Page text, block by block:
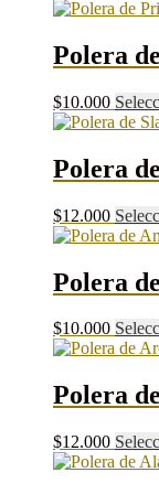
Polera
$10.000
Polera
$12.000
Polera
$10.000
Polera
$12.000